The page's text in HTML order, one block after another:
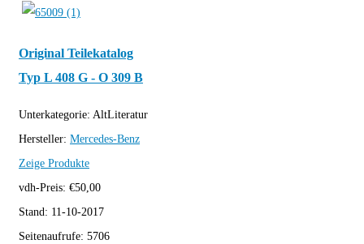
Original Teilekatalog
Typ L 408 G - O 309 B
Unterkategorie: AltLiteratur
Hersteller: Mercedes-Benz
Zeige Produkte
vdh-Preis: €50,00
Stand: 11-10-2017
Seitenaufrufe: 5706